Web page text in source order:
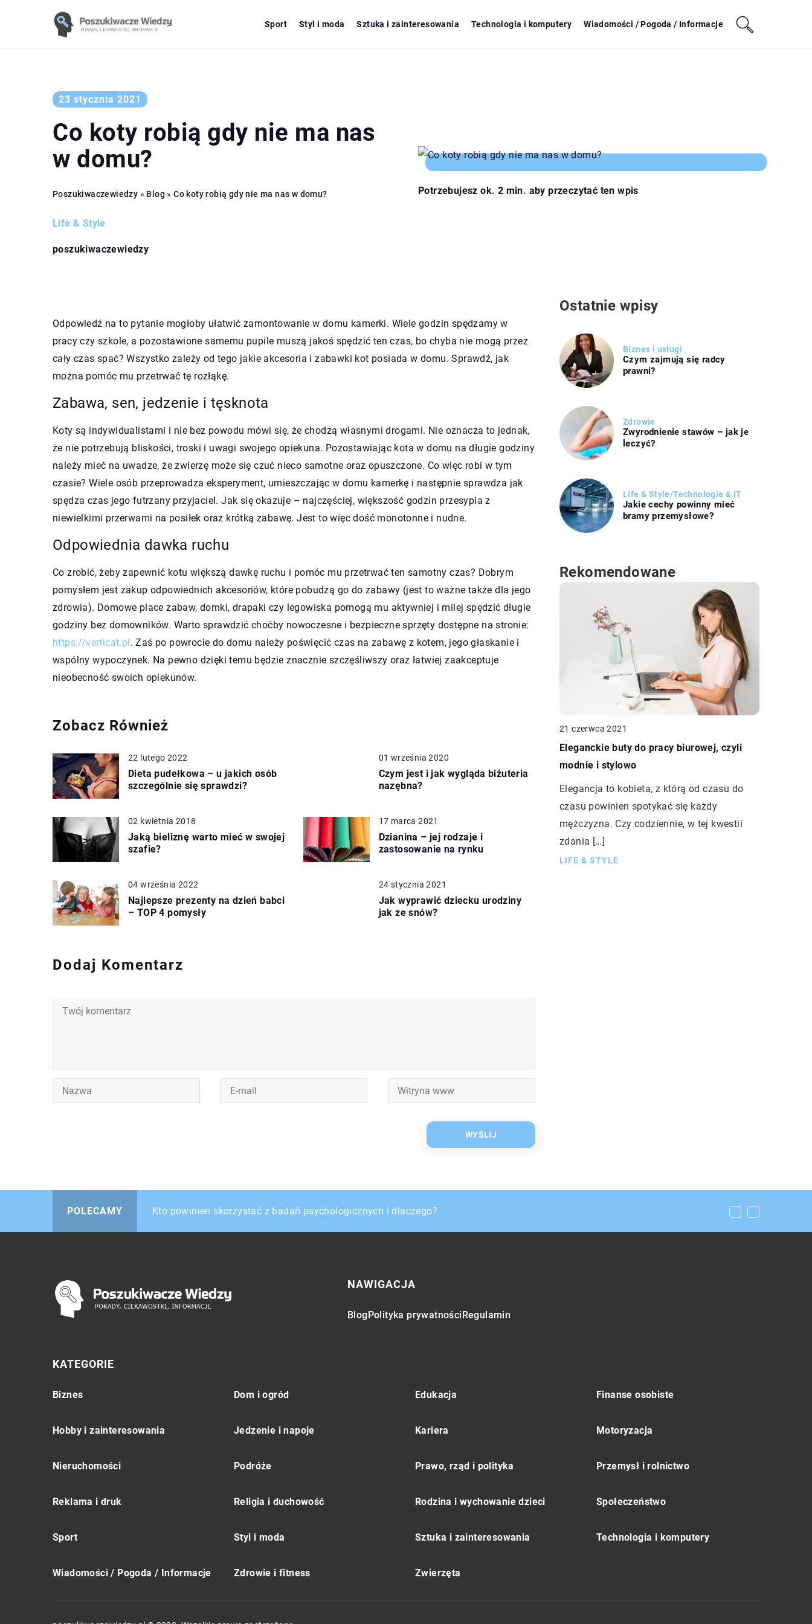
Sport Styl i moda Sztuka i zainteresowania Technologia i komputery Wiadomości / Pogoda / Informacje
23 stycznia 2021
Co koty robią gdy nie ma nas
w domu?
Poszukiwaczewiedzy » Blog »Co koty robią gdy nie ma nas w domu?
Life & Style
poszukiwaczewiedzy
Potrzebujesz ok. 2 min. aby przeczytać ten wpis
Odpowiedź na to pytanie mogłoby ułatwić zamontowanie w domu kamerki. Wiele godzin spędzamy w
pracy czy szkole, a pozostawione samemu pupile muszą jakoś spędzić ten czas, bo chyba nie mogą przez
cały czas spać? Wszystko zależy od tego jakie akcesoria i zabawki kot posiada w domu. Sprawdź, jak
można pomóc mu przetrwać tę rozłąkę.
Zabawa, sen, jedzenie i tęsknota
Koty są indywidualistami i nie bez powodu mówi się, że chodzą własnymi drogami. Nie oznacza to jednak,
że nie potrzebują bliskości, troski i uwagi swojego opiekuna. Pozostawiając kota w domu na długie godziny
należy mieć na uwadze, że zwierzę może się czuć nieco samotne oraz opuszczone. Co więc robi w tym
czasie? Wiele osób przeprowadza eksperyment, umieszczając w domu kamerkę i następnie sprawdza jak
spędza czas jego futrzany przyjaciel. Jak się okazuje – najczęściej, większość godzin przesypia z
niewielkimi przerwami na posiłek oraz krótką zabawę. Jest to więc dość monotonne i nudne.
Odpowiednia dawka ruchu
Co zrobić, żeby zapewnić kotu większą dawkę ruchu i pomóc mu przetrwać ten samotny czas? Dobrym
pomysłem jest zakup odpowiednich akcesoriów, które pobudzą go do zabawy (jest to ważne także dla jego
zdrowia). Domowe place zabaw, domki, drapaki czy legowiska pomogą mu aktywniej i milej spędzić długie
godziny bez domowników. Warto sprawdzić choćby nowoczesne i bezpieczne sprzęty dostępne na stronie:
https://verticat.pl. Zaś po powrocie do domu należy poświęcić czas na zabawę z kotem, jego głaskanie i
wspólny wypoczynek. Na pewno dzięki temu będzie znacznie szczęśliwszy oraz łatwiej zaakceptuje
nieobecność swoich opiekunów.
Zobacz Również
22 lutego 2022
Dieta pudełkowa – u jakich osób
szczególnie się sprawdzi?
01 września 2020
Czym jest i jak wygląda biżuteria
nazębna?
02 kwietnia 2018
Jaką bieliznę warto mieć w swojej
szafie?
17 marca 2021
Dzianina – jej rodzaje i
zastosowanie na rynku
04 września 2022
Najlepsze prezenty na dzień babci
– TOP 4 pomysły
24 stycznia 2021
Jak wyprawić dziecku urodziny
jak ze snów?
Dodaj Komentarz
Ostatnie wpisy
Biznes i usługi
Czym zajmują się radcy
prawni?
Zdrowie
Zwyrodnienie stawów – jak je
leczyć?
Life & Style/Technologie & IT
Jakie cechy powinny mieć
bramy przemysłowe?
Rekomendowane
21 czerwca 2021
Eleganckie buty do pracy biurowej, czyli
modnie i stylowo
Elegancja to kobieta, z którą od czasu do
czasu powinien spotykać się każdy
mężczyzna. Czy codziennie, w tej kwestii
zdania […]
LIFE & STYLE
POLECAMY Do czego wykorzystywana jest technologia RFID?
Kto powinien skorzystać z badań psychologicznych i dlaczego?
Gadżety dla miłośników malowania
NAWIGACJA
BlogPolityka prywatnościRegulamin
KATEGORIE
Biznes Dom i ogród Edukacja Finanse osobiste
Hobby i zainteresowania Jedzenie i napoje Kariera Motoryzacja
Nieruchomości Podróże Prawo, rząd i polityka Przemysł i rolnictwo
Reklama i druk Religia i duchowość Rodzina i wychowanie dzieci Społeczeństwo
Sport Styl i moda Sztuka i zainteresowania Technologia i komputery
Wiadomości / Pogoda / Informacje Zdrowie i fitness Zwierzęta